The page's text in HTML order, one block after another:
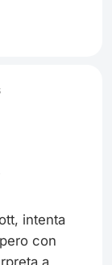
la
intenta
con
a